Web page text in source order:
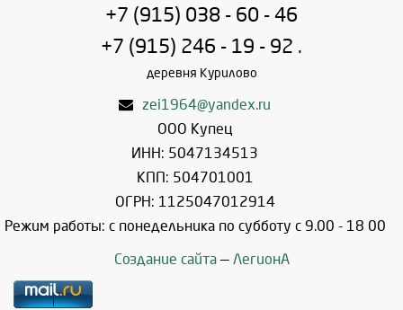
+7 (915) 038 - 60 - 46
+7 (915) 246 - 19 - 92 .
деревня Курилово
zei1964@yandex.ru
ООО Купец
ИНН: 5047134513
КПП: 504701001
ОГРН: 1125047012914
Режим работы: с понедельника по субботу с 9.00 - 18 00
Создание сайта— ЛегионА